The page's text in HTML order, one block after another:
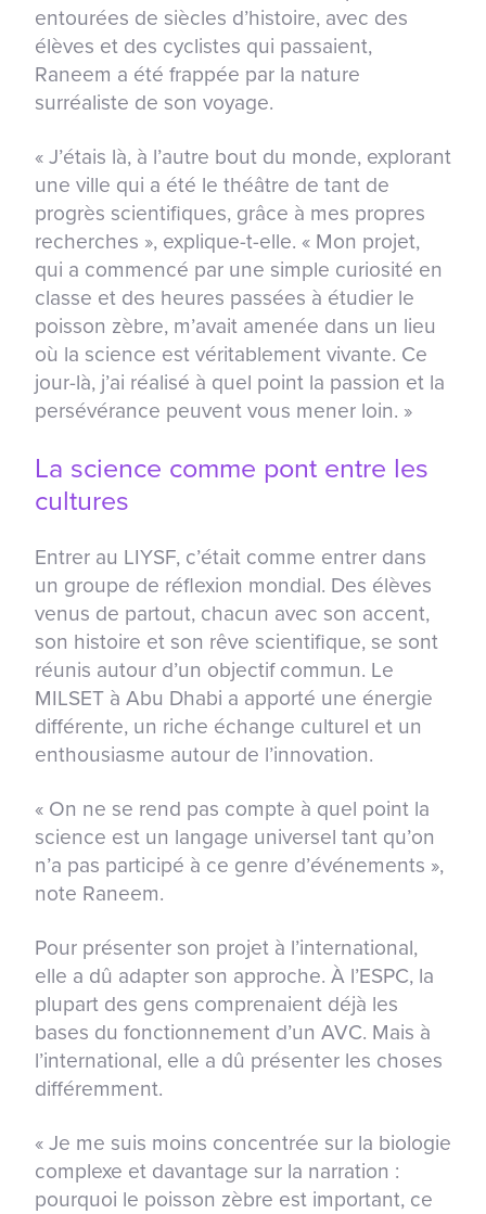
entourées de siècles d’histoire, avec des
élèves et des cyclistes qui passaient,
Raneem a été frappée par la nature
surréaliste de son voyage.
« J’étais là, à l’autre bout du monde, explorant
une ville qui a été le théâtre de tant de
progrès scientifiques, grâce à mes propres
recherches », explique-t-elle. « Mon projet,
qui a commencé par une simple curiosité en
classe et des heures passées à étudier le
poisson zèbre, m’avait amenée dans un lieu
où la science est véritablement vivante. Ce
jour-là, j’ai réalisé à quel point la passion et la
persévérance peuvent vous mener loin. »
La science comme pont entre les
cultures
Entrer au LIYSF, c’était comme entrer dans
un groupe de réflexion mondial. Des élèves
venus de partout, chacun avec son accent,
son histoire et son rêve scientifique, se sont
réunis autour d’un objectif commun. Le
MILSET à Abu Dhabi a apporté une énergie
différente, un riche échange culturel et un
enthousiasme autour de l’innovation.
« On ne se rend pas compte à quel point la
science est un langage universel tant qu’on
n’a pas participé à ce genre d’événements »,
note Raneem.
Pour présenter son projet à l’international,
elle a dû adapter son approche. À l’ESPC, la
plupart des gens comprenaient déjà les
bases du fonctionnement d’un AVC. Mais à
l’international, elle a dû présenter les choses
différemment.
« Je me suis moins concentrée sur la biologie
complexe et davantage sur la narration :
pourquoi le poisson zèbre est important, ce